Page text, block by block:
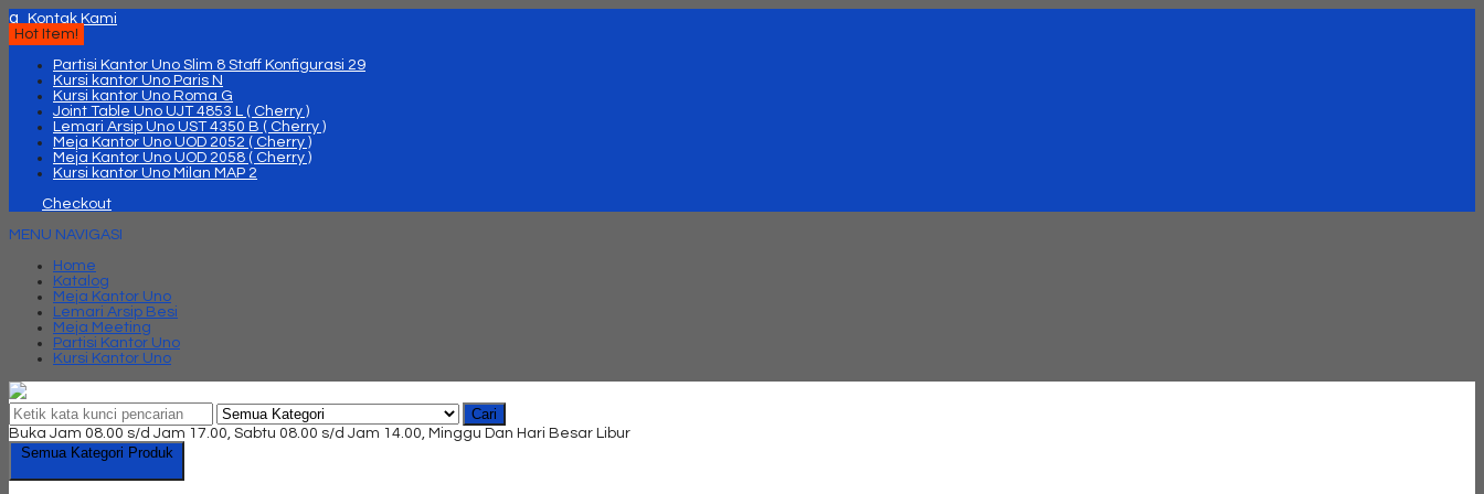
q
Kontak Kami
Hot Item!
Partisi Kantor Uno Slim 8 Staff Konfigurasi 29
Kursi kantor Uno Paris N
Kursi kantor Uno Roma G
Joint Table Uno UJT 4853 L ( Cherry )
Lemari Arsip Uno UST 4350 B ( Cherry )
Meja Kantor Uno UOD 2052 ( Cherry )
Meja Kantor Uno UOD 2058 ( Cherry )
Kursi kantor Uno Milan MAP 2
Checkout
MENU NAVIGASI
Home
Katalog
Meja Kantor Uno
Lemari Arsip Besi
Meja Meeting
Partisi Kantor Uno
Kursi Kantor Uno
Cari
Buka Jam 08.00 s/d Jam 17.00, Sabtu 08.00 s/d Jam 14.00, Minggu Dan Hari Besar Libur
Semua Kategori Produk